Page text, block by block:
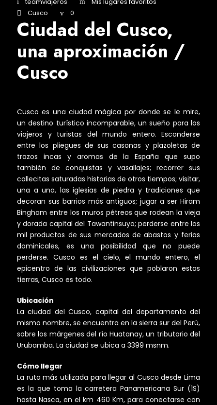
Cusco
0
Ciudad del Cusco,
una aproximación /
Cusco
Cusco es una ciudad mágica por donde se le mire,
un destino turístico incomparable, un sueño para los
viajeros y turistas del mundo entero. Esconderse
entre los pliegues de sus casonas y plazoletas de
trazos incas y aromas de la España que supo
también de conquistas y vasallajes; recorrer sus
callecitas saturadas historias de otros tiempos; visitar,
una a una, las iglesias de piedra y tradiciones que
decoran sus barrios más antiguos; jugar a ser Hiram
Bingham entre los muros pétreos que rodean la vieja
y dorada capital del Tawantinsuyo; perderse entre los
mil productos de sus mercados de abastos y ferias
dominicales, es una posibilidad que no puede
perderse. Cusco es el cielo, el mundo entero, el
epicentro de las civilizaciones que poblaron estas
tierras, Cusco es todo.
Ubicación
La ciudad del Cusco, capital del departamento del
mismo nombre, se encuentra en la sierra sur del Perú,
sobre los márgenes del río Huatanay, un tributario del
Urubamba. La ciudad se ubica a 3399 msnm.
Cómo llegar
La ruta más utilizada para llegar al Cusco desde Lima
es la que toma la carretera Panamericana Sur (1S)
hasta Nasca, en el km 460 Km, para conectarse con